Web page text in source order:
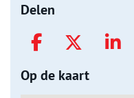
Delen
Op de kaart